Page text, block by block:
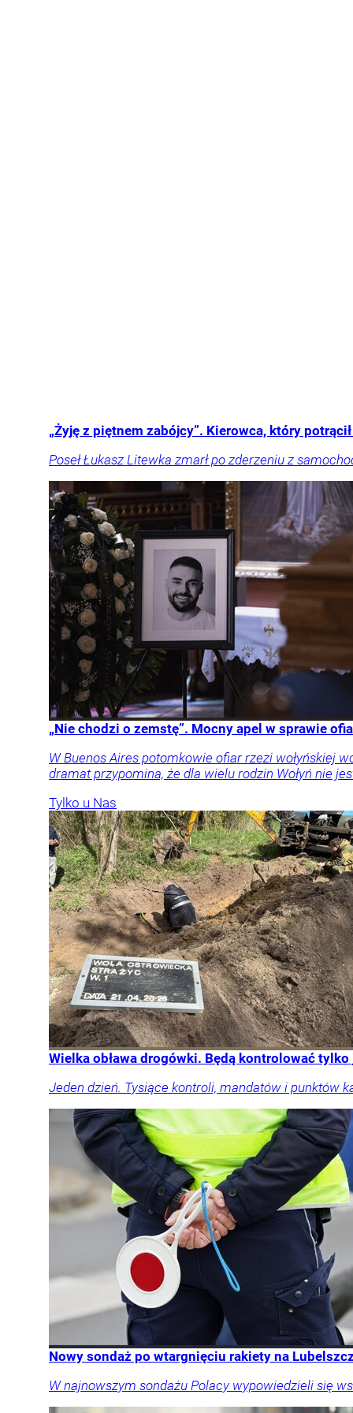
„Żyję z piętnem zabójcy”. Kierowca, który
Poseł Łukasz Litewka zmarł po zderzeniu z
„Nie chodzi o zemstę”. Mocny apel w sprawie
W Buenos Aires potomkowie ofiar rzezi wołyńskiej
dramat przypomina, że dla wielu rodzin Wołyń nie
Tylko u Nas
Wielka obława drogówki. Będą kontrolować tylko
Jeden dzień. Tysiące kontroli, mandatów i punktów
Nowy sondaż po wtargnięciu rakiety na
W najnowszym sondażu Polacy wypowiedzieli się